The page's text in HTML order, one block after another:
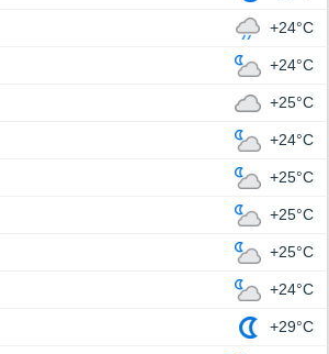
+24°C
+24°C
+25°C
+24°C
+25°C
+25°C
+25°C
+24°C
+29°C